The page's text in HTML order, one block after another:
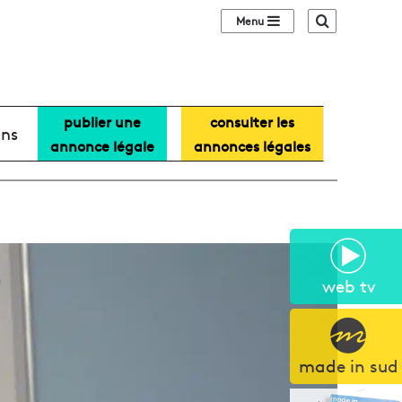
web tv
made in sud
Sidebar (barre
publier une
annonce légale
consulter les
annonces légales